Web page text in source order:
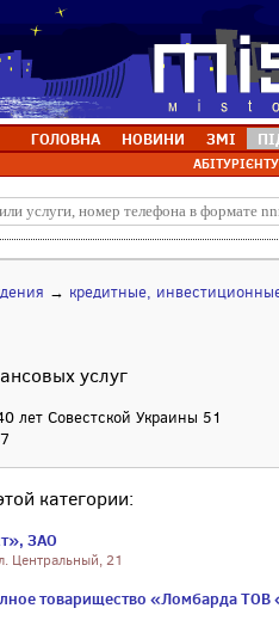
ГОЛОВНА НОВИНИ ЗМІ
АБІТУРІЄНТУ
→ кредитные,
услуг
лет Совестской Украины 51
категории:
ЗАО
Центральный, 21
товарищество «Ломбарда ТОВ